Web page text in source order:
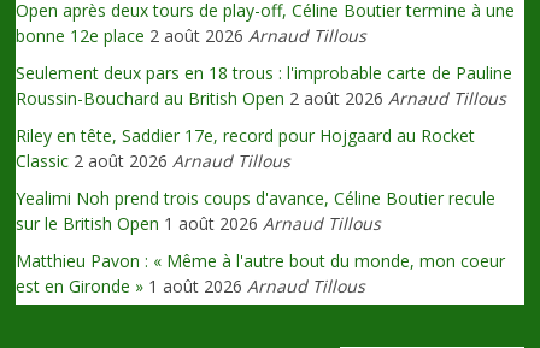
Open après deux tours de play-off, Céline Boutier termine à une
bonne 12e place 2 août 2026 Arnaud Tillous
Seulement deux pars en 18 trous : l'improbable carte de Pauline
Roussin-Bouchard au British Open 2 août 2026 Arnaud Tillous
Riley en tête, Saddier 17e, record pour Hojgaard au Rocket
Classic 2 août 2026 Arnaud Tillous
Yealimi Noh prend trois coups d'avance, Céline Boutier recule
sur le British Open 1 août 2026 Arnaud Tillous
Matthieu Pavon : « Même à l'autre bout du monde, mon coeur
est en Gironde » 1 août 2026 Arnaud Tillous